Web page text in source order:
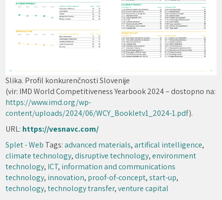
Slika. Profil konkurenčnosti Slovenije
(vir: IMD World Competitiveness Yearbook 2024 – dostopno na:
https://www.imd.org/wp-
content/uploads/2024/06/WCY_Bookletv1_2024-1.pdf).
URL: https://vesnavc.com/
Splet - Web Tags:advanced materials,artifical intelligence,
climate technology,disruptive technology,environment
technology, ICT, information and communications
technology, innovation, proof-of-concept,start-up,
technology,technology transfer,venture capital